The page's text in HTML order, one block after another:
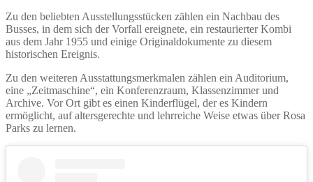
Zu den beliebten Ausstellungsstücken zählen ein Nachbau des
Busses, in dem sich der Vorfall ereignete, ein restaurierter Kombi
aus dem Jahr 1955 und einige Originaldokumente zu diesem
historischen Ereignis.
Zu den weiteren Ausstattungsmerkmalen zählen ein Auditorium,
eine „Zeitmaschine“, ein Konferenzraum, Klassenzimmer und
Archive. Vor Ort gibt es einen Kinderflügel, der es Kindern
ermöglicht, auf altersgerechte und lehrreiche Weise etwas über Rosa
Parks zu lernen.